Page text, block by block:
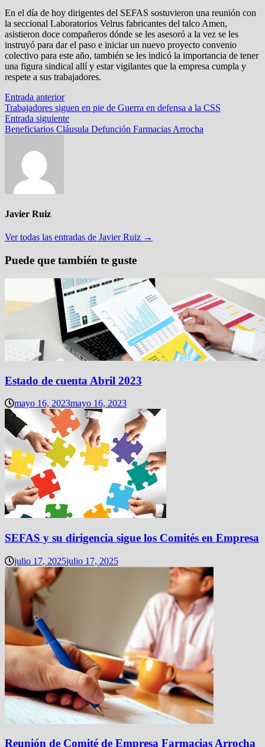
En el día de hoy dirigentes del SEFAS sostuvieron una reunión con
la seccional Laboratorios Velrus fabricantes del talco Amen,
asistieron doce compañeros dónde se les asesoró a la vez se les
instruyó para dar el paso e iniciar un nuevo proyecto convenio
colectivo para este año, también se les indicó la importancia de tener
una figura sindical allí y estar vigilantes que la empresa cumpla y
respete a sus trabajadores.
Navegación
de
entradas
Entrada anteriorEntrada
anterior:
Trabajadores siguen en pie de Guerra en defensa a la CSS
Entrada siguienteEntrada
siguiente:
Beneficiarios Cláusula Defunción Farmacias Arrocha
Javier Ruiz
Ver todas las entradas de Javier Ruiz →
Puede que también te guste
Estado de cuenta Abril 2023
mayo 16, 2023mayo 16, 2023
SEFAS y su dirigencia sigue los Comités en Empresa
julio 17, 2025julio 17, 2025
Reunión de Comité de Empresa Farmacias Arrocha